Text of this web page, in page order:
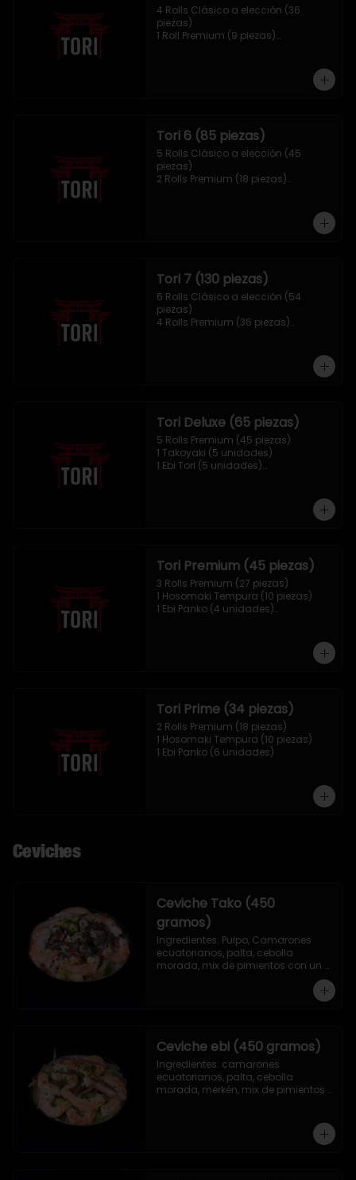
4 Rolls Clásico a elección (36
piezas)
1 Roll Premium (9 piezas)
Tori 6 (85 piezas)
5 Rolls Clásico a elección (45
piezas)
2 Rolls Premium (18 piezas)
Tori 7 (130 piezas)
6 Rolls Clásico a elección (54
piezas)
4 Rolls Premium (36 piezas)
Tori Deluxe (65 piezas)
5 Rolls Premium (45 piezas)
1 Takoyaki (5 unidades)
1 Ebi Tori (5 unidades)
Tori Premium (45 piezas)
3 Rolls Premium (27 piezas)
1 Hosomaki Tempura (10 piezas)
1 Ebi Panko (4 unidades)
Tori Prime (34 piezas)
2 Rolls Premium (18 piezas)
1 Hosomaki Tempura (10 piezas)
1 Ebi Panko (6 unidades)
Ceviches
Ceviche Tako (450
gramos)
Ingredientes: Pulpo, Camarones
ecuatorianos, palta, cebolla
morada, mix de pimientos con un
toque de ciboulette, merkén, cilantro
Ceviche ebi (450 gramos)
Ingredientes: camarones
ecuatorianos, palta, cebolla
morada, merkén, mix de pimientos